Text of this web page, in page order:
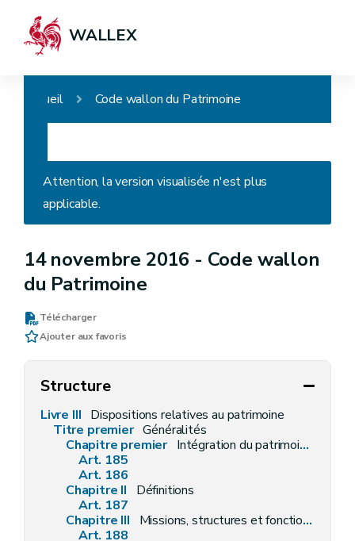
WALLEX
Accueil Code wallon du Patrimoine
Attention, la version visualisée n'est plus
applicable.
14 novembre 2016 - Code wallon
du Patrimoine
Télécharger
Ajouter aux favoris
Structure
Livre III Dispositions relatives au patrimoine
Titre premier Généralités
Chapitre premier Intégration du patrimoine dans le cadre de vie de la société contemporaine
Art. 185
Art. 186
Chapitre II
Définitions
Art. 187
Chapitre III
Missions, structures et fonctionnement de la Commission
Art. 188